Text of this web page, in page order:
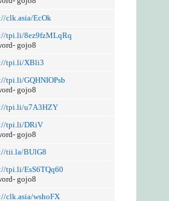
clk.asia/EcOk
tpi.li/8ez9fzMLqRq
gojo8
tpi.li/XBli3
tpi.li/GQHNIOPsb
gojo8
tpi.li/u7A3HZY
tpi.li/DRiV
gojo8
tii.la/BUlG8
tpi.li/EsS6TQq60
gojo8
clk.asia/wshoFX